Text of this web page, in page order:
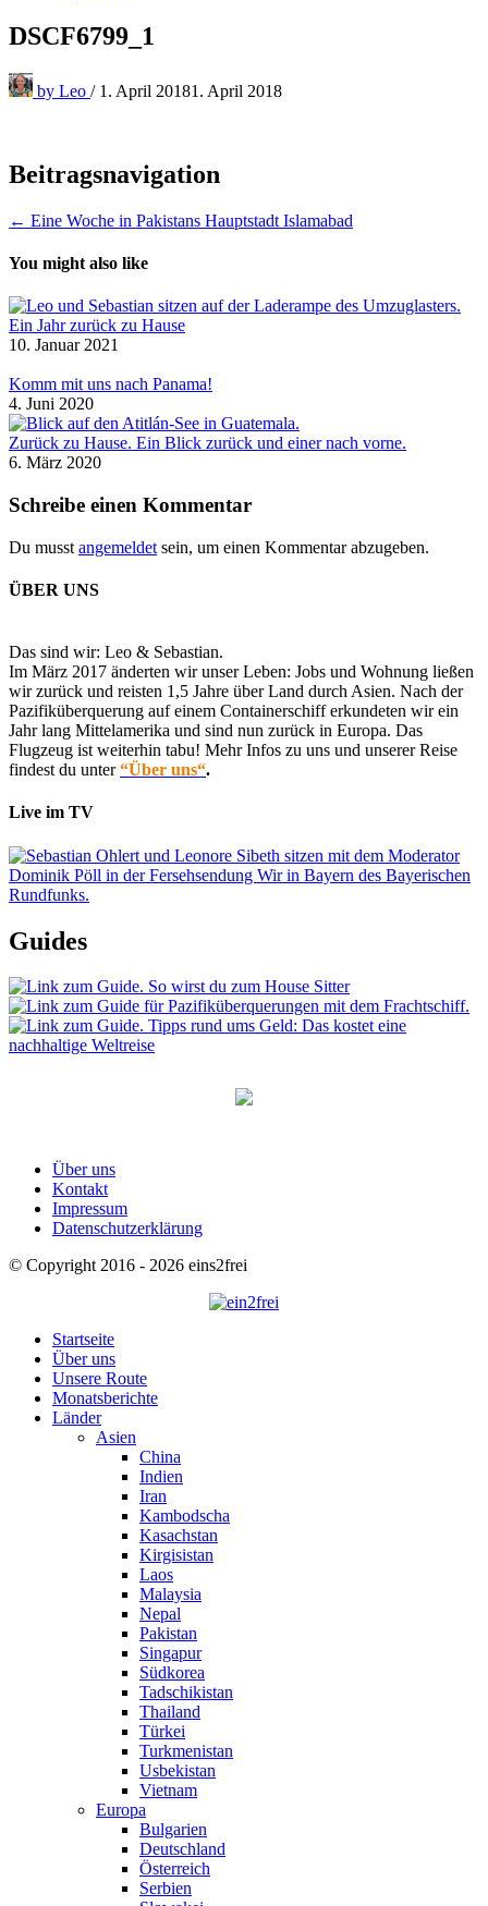
DSCF6799_1
by Leo / 1. April 20181. April 2018
Beitragsnavigation
← Eine Woche in Pakistans Hauptstadt Islamabad
You might also like
Ein Jahr zurück zu Hause
10. Januar 2021
Komm mit uns nach Panama!
4. Juni 2020
Zurück zu Hause. Ein Blick zurück und einer nach vorne.
6. März 2020
Schreibe einen Kommentar
Du musst angemeldet sein, um einen Kommentar abzugeben.
ÜBER UNS
Das sind wir: Leo & Sebastian.
Im März 2017 änderten wir unser Leben: Jobs und Wohnung ließen
wir zurück und reisten 1,5 Jahre über Land durch Asien. Nach der
Pazifiküberquerung auf einem Containerschiff erkundeten wir ein
Jahr lang Mittelamerika und sind nun zurück in Europa. Das
Flugzeug ist weiterhin tabu! Mehr Infos zu uns und unserer Reise
findest du unter“Über uns“.
Live im TV
Guides
Über uns
Kontakt
Impressum
Datenschutzerklärung
© Copyright 2016 - 2026 eins2frei
Startseite
Über uns
Unsere Route
Monatsberichte
Länder
Asien
China
Indien
Iran
Kambodscha
Kasachstan
Kirgisistan
Laos
Malaysia
Nepal
Pakistan
Singapur
Südkorea
Tadschikistan
Thailand
Türkei
Turkmenistan
Usbekistan
Vietnam
Europa
Bulgarien
Deutschland
Österreich
Serbien